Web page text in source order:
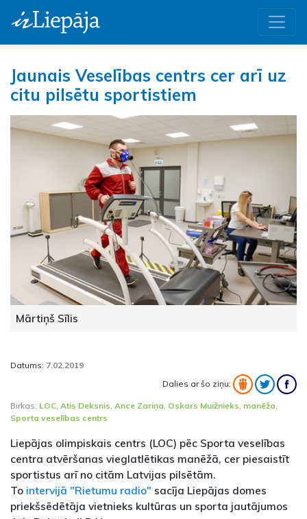
Jaunais Veselības centrs cer arī uz
citu pilsētu sportistiem
Mārtiņš Sīlis
Datums: 7.02.2019
Dalies ar šo ziņu:
Birkas: LOC, Atis Deksnis, Ance Zariņa, Oskars Muižnieks, manēža,
Sporta veselības centrs
Liepājas olimpiskais centrs (LOC) pēc Sporta veselības
centra atvēršanas vieglatlētikas manēžā, cer piesaistīt
sportistus arī no citām Latvijas pilsētām.
To intervijā "Rietumu radio" sacīja Liepājas domes
priekšsēdētāja vietnieks kultūras un sporta jautājumos